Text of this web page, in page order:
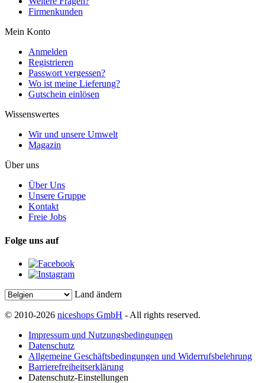
Firmenkunden
Mein Konto
Anmelden
Registrieren
Passwort vergessen?
Wo ist meine Lieferung?
Gutschein einlösen
Wissenswertes
Wir und unsere Umwelt
Magazin
Über uns
Über Uns
Unsere Gruppe
Kontakt
Freie Jobs
Folge uns auf
Land ändern
© 2010-2026 niceshops GmbH - All rights reserved.
Impressum und Nutzungsbedingungen
Datenschutz
Allgemeine Geschäftsbedingungen und Widerrufsbelehrung
Barrierefreiheitserklärung
Datenschutz-Einstellungen